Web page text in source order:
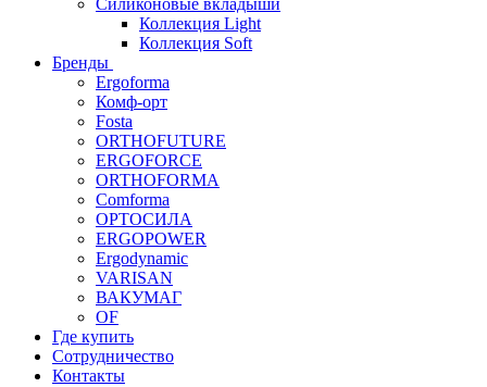
Силиконовые вкладыши
Коллекция Light
Коллекция Soft
Бренды
Ergoforma
Комф-орт
Fosta
ORTHOFUTURE
ERGOFORCE
ORTHOFORMA
Comforma
ОРТОСИЛА
ERGOPOWER
Ergodynamic
VARISAN
ВАКУМАГ
OF
Где купить
Сотрудничество
Контакты